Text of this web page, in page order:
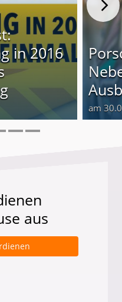
in 2016
am
aus